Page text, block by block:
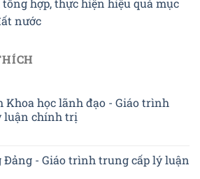
hợp, thực hiện hiệu quả mục
nước
Khoa học lãnh đạo - Giáo trình
luận chính trị
Đảng - Giáo trình trung cấp lý luận